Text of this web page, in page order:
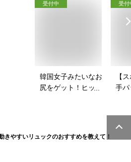
受付中
韓国女子みたいなお
尻をゲット！ヒップ
受付
【
手パ
きやすいリュックのおすすめを教えて！